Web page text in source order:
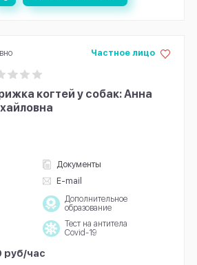
когтей у собак: Анна
Документы
E-mail
Частное лицо
Дополнительное
образование
Тест на антитела
Covid-19
руб/час